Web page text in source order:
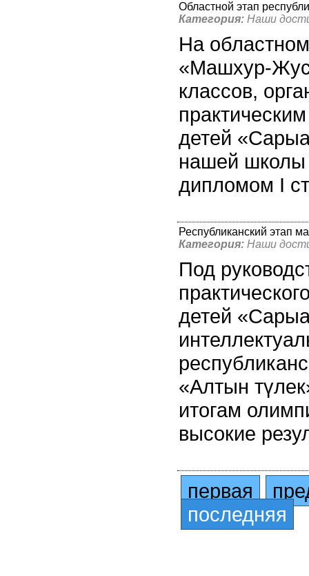
Областной этап
Категория: Наши
На
«Машхур-
классов,
детей
нашей
дипломом I
Республиканский этап
Категория: Наши
Под
детей
«Алтын
итогам
высокие
первая
последняя